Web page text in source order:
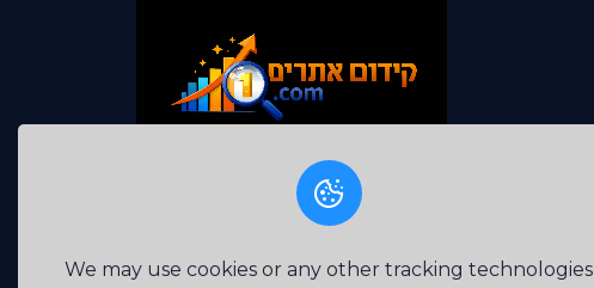
Easily upload your products and start making sales
tools.
We may use cookies or any other tracking technologies